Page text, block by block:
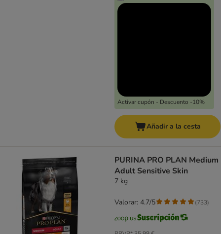
Activar cupón - Descuento -10%
Añadir a la cesta
PURINA PRO PLAN Medium
Adult Sensitive Skin
7 kg
Valorar: 4.7/5 (733)